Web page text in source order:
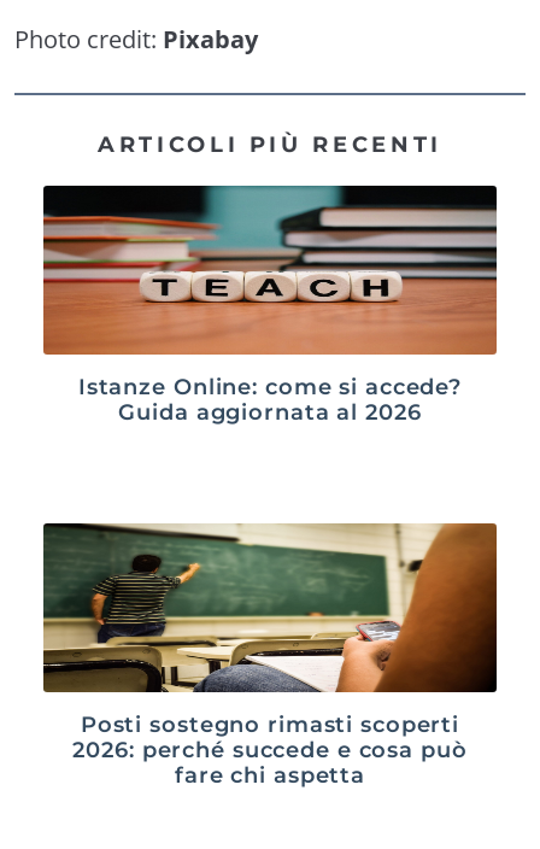
Photo credit: Pixabay
ARTICOLI PIÙ RECENTI
Istanze Online: come si accede?
Guida aggiornata al 2026
Posti sostegno rimasti scoperti
2026: perché succede e cosa può
fare chi aspetta